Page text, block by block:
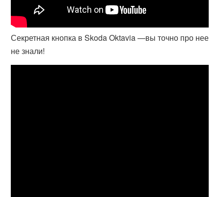
Секретная кнопка в Skoda Oktavia —вы точно про нее
не знали!